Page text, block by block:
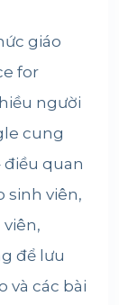
giáo
for
người
cung
điều quan
sinh viên,
để lưu
và các bài